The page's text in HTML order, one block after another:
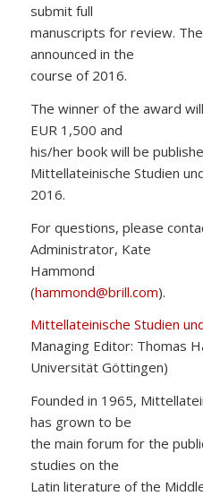
submit full
manuscripts for review.
announced in the
course of 2016.
The winner of the award
EUR 1,500 and
his/her book will be
Mittellateinische Studien
2016.
For questions, please
Administrator, Kate
Hammond
(hammond@brill.com).
Mittellateinische Studien
Managing Editor: Thomas
Universität Göttingen)
Founded in 1965,
has grown to be
the main forum for the
studies on the
Latin literature of the